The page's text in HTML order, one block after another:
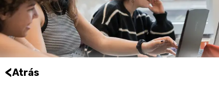
<Atrás